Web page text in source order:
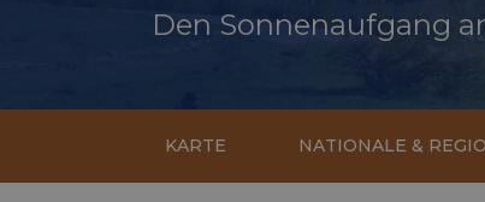
Den Sonnenaufgang
KARTE NATIONALE &